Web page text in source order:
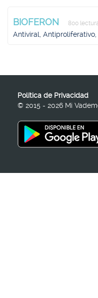
BIOFERON 800
Antiviral,
Política de Privacidad
© 2015 - 2026 Mi